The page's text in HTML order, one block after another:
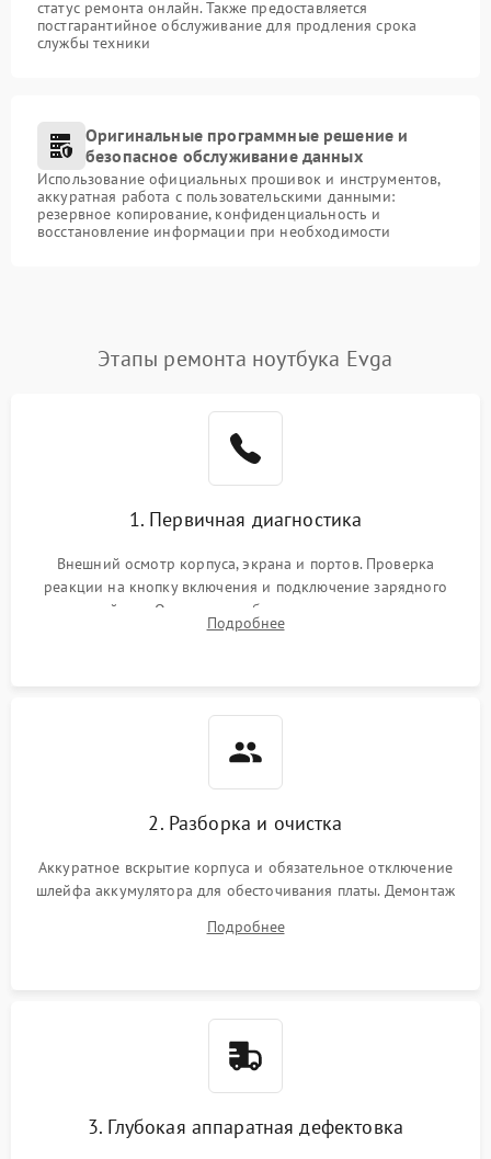
статус ремонта онлайн. Также предоставляется
постгарантийное обслуживание для продления срока
службы техники
Оригинальные программные решение и
безопасное обслуживание данных
Использование официальных прошивок и инструментов,
аккуратная работа с пользовательскими данными:
резервное копирование, конфиденциальность и
восстановление информации при необходимости
Этапы ремонта ноутбука Evga
1. Первичная диагностика
Внешний осмотр корпуса, экрана и портов. Проверка
реакции на кнопку включения и подключение зарядного
устройства. Оценка потребления тока с помощью
лабораторного блока питания для локализации проблемы.
Подробнее
2. Разборка и очистка
Аккуратное вскрытие корпуса и обязательное отключение
шлейфа аккумулятора для обесточивания платы. Демонтаж
высохшей термопасты с кристаллов чипов.
Подробнее
3. Глубокая аппаратная дефектовка